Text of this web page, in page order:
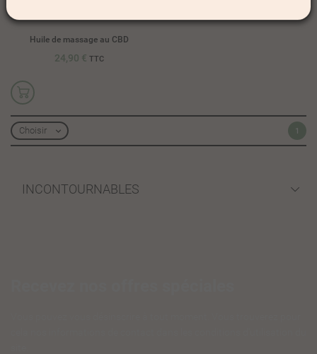
INCONTOURNABLES
Huile de massage au CBD
24,90 € TTC
Choisir  1